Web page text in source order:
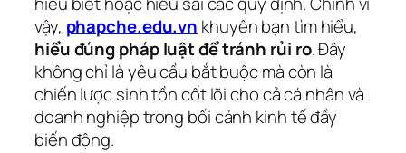
vậy, phapche.edu.vn khuyên bạn tìm hiểu,
hiểu đúng pháp luật để tránh rủi ro. Đây
không chỉ là yêu cầu bắt buộc mà còn là
chiến lược sinh tồn cốt lõi cho cả cá nhân và
doanh nghiệp trong bối cảnh kinh tế đầy
biến động.